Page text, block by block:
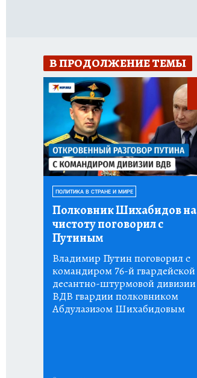
В ПРОДОЛЖЕНИЕ ТЕМЫ
ПОЛИТИКА В СТРАНЕ И МИРЕ
Полковник Шихабидов на
чистоту поговорил с
Путиным
Владимир Путин поговорил с
командиром 76-й гвардейской
десантно-штурмовой дивизии
ВДВ гвардии полковником
Абдулазизом Шихабидовым